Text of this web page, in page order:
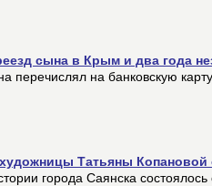
сына в Крым и два года
перечислял на банковскую
Татьяны
города Саянска